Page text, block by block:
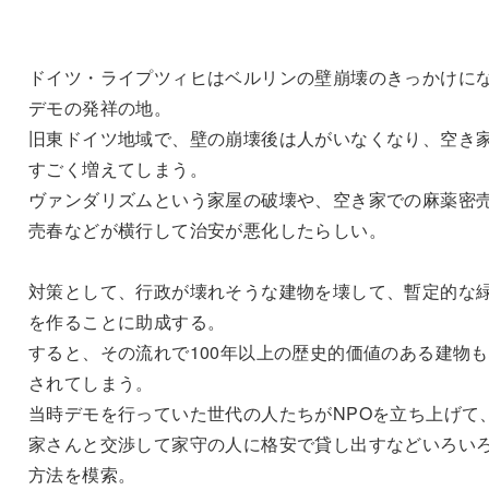
ドイツ・ライプツィヒはベルリンの壁崩壊のきっかけに
デモの発祥の地。
旧東ドイツ地域で、壁の崩壊後は人がいなくなり、空き
すごく増えてしまう。
ヴァンダリズムという家屋の破壊や、空き家での麻薬密
売春などが横行して治安が悪化したらしい。
対策として、行政が壊れそうな建物を壊して、暫定的な
を作ることに助成する。
すると、その流れで100年以上の歴史的価値のある建物
されてしまう。
当時デモを行っていた世代の人たちがNPOを立ち上げて
家さんと交渉して家守の人に格安で貸し出すなどいろい
方法を模索。